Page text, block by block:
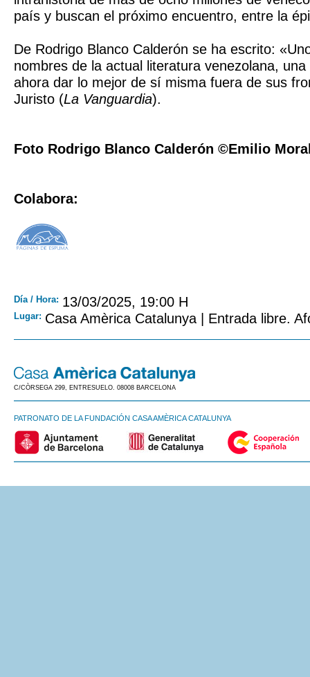
país y buscan el próximo encuentro, entre la
De Rodrigo Blanco Calderón se ha escrito:
nombres de la actual literatura venezolana,
ahora dar lo mejor de sí misma fuera de sus
Juristo (La Vanguardia).
Foto Rodrigo Blanco Calderón ©Emilio
Colabora:
Día / Hora: 13/03/2025, 19:00 H
Lugar: Casa Amèrica Catalunya | Entrada libre.
C/CÒRSEGA 299, ENTRESUELO. 08008 BARCELONA
PATRONATO DE LA FUNDACIÓN CASA AMÈRICA CATALUNYA